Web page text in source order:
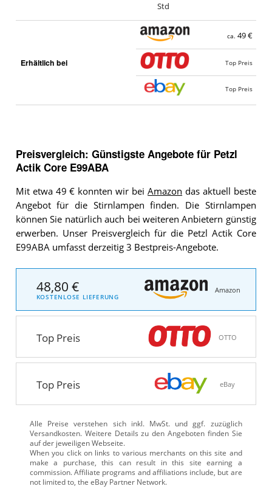
Std
Erhältlich bei
ca. 49 €
Top Preis
Top Preis
Preisvergleich: Günstigste Angebote für Petzl
Actik Core E99ABA
Mit etwa 49 € konnten wir beiAmazon das aktuell beste
Angebot für die Stirnlampen finden. Die Stirnlampen
können Sie natürlich auch bei weiteren Anbietern günstig
erwerben. Unser Preisvergleich für die Petzl Actik Core
E99ABA umfasst derzeitig 3 Bestpreis-Angebote.
48,80 €
KOSTENLOSE LIEFERUNG
Amazon
Top Preis OTTO
Top Preis eBay
Alle Preise verstehen sich inkl. MwSt. und ggf. zuzüglich
Versandkosten. Weitere Details zu den Angeboten finden Sie
auf der jeweiligen Webseite.